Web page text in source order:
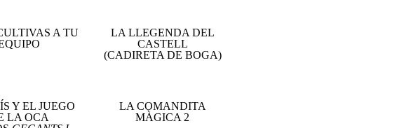
A TU
LA LLEGENDA DEL
CASTELL
(CADIRETA DE BOGA)
Y EL JUEGO
LA OCA
LA COMANDITA
MÀGICA 2